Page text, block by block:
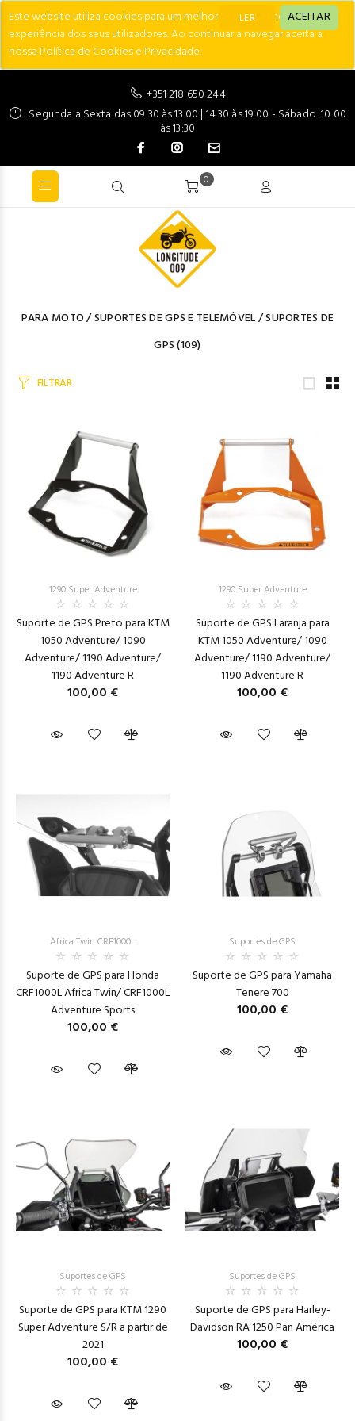
Este website utiliza cookies para um melhor desempenho e
experiência dos seus utilizadores. Ao continuar a navegar aceita a
nossa Política de Cookies e Privacidade.
LER ACEITAR
+351 218 650 244
Segunda a Sexta das 09:30 às 13:00 | 14:30 às 19:00 - Sábado: 10:00
às 13:30
0
PARA MOTO/SUPORTES DE GPS E TELEMÓVEL/SUPORTES DE
GPS(109)
FILTRAR
1290 Super Adventure
Suporte de GPS Preto para KTM
1050 Adventure/ 1090
Adventure/ 1190 Adventure/
1190 Adventure R
100,00 €
1290 Super Adventure
Suporte de GPS Laranja para
KTM 1050 Adventure/ 1090
Adventure/ 1190 Adventure/
1190 Adventure R
100,00 €
Africa Twin CRF1000L
Suporte de GPS para Honda
CRF1000L Africa Twin/ CRF1000L
Adventure Sports
100,00 €
Suportes de GPS
Suporte de GPS para Yamaha
Tenere 700
100,00 €
Suportes de GPS
Suporte de GPS para KTM 1290
Super Adventure S/R a partir de
2021
100,00 €
Suportes de GPS
Suporte de GPS para Harley-
Davidson RA 1250 Pan América
100,00 €